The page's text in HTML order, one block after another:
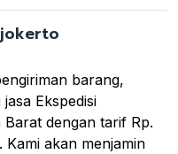
barang,
Ekspedisi
dengan tarif Rp.
akan menjamin